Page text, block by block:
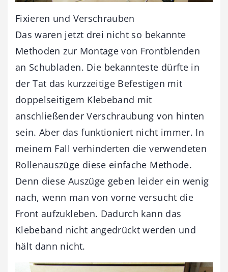
Fixieren und Verschrauben
Das waren jetzt drei nicht so bekannte
Methoden zur Montage von Frontblenden
an Schubladen. Die bekannteste dürfte in
der Tat das kurzzeitige Befestigen mit
doppelseitigem Klebeband mit
anschließender Verschraubung von hinten
sein. Aber das funktioniert nicht immer. In
meinem Fall verhinderten die verwendeten
Rollenauszüge diese einfache Methode.
Denn diese Auszüge geben leider ein wenig
nach, wenn man von vorne versucht die
Front aufzukleben. Dadurch kann das
Klebeband nicht angedrückt werden und
hält dann nicht.